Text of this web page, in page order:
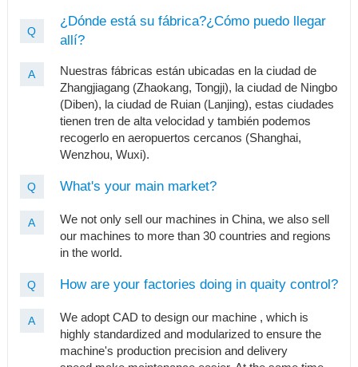
Q
¿Dónde está su fábrica?¿Cómo puedo llegar
allí?
A
Nuestras fábricas están ubicadas en la ciudad de
Zhangjiagang (Zhaokang, Tongji), la ciudad de Ningbo
(Diben), la ciudad de Ruian (Lanjing), estas ciudades
tienen tren de alta velocidad y también podemos
recogerlo en aeropuertos cercanos (Shanghai,
Wenzhou, Wuxi).
Q What's your main market?
A
We not only sell our machines in China, we also sell
our machines to more than 30 countries and regions
in the world.
Q How are your factories doing in quaity control?
A
We adopt CAD to design our machine , which is
highly standardized and modularized to ensure the
machine's production precision and delivery